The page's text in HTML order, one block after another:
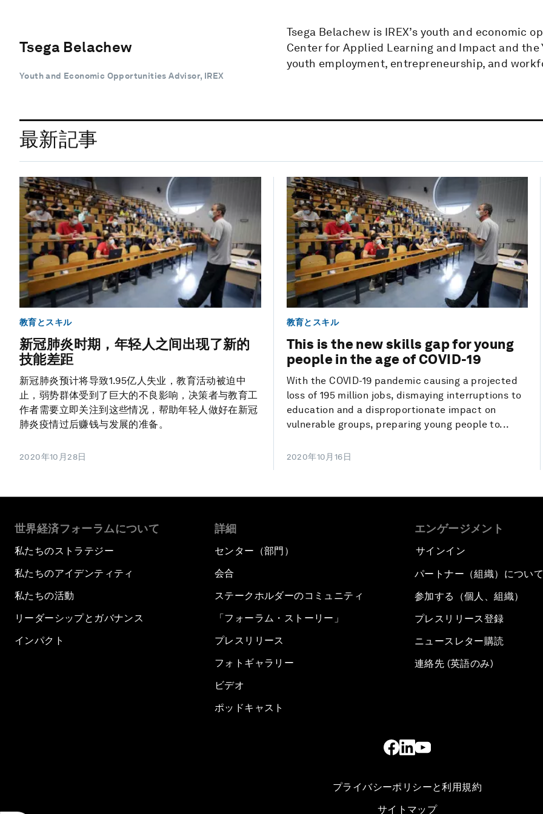
Tsega Belachew
Youth and Economic Opportunities Advisor, IREX
Tsega Belachew is IREX’s youth and economic
Center for Applied Learning and Impact and the
youth employment, entrepreneurship, and
最新記事
教育とスキル
新冠肺炎时期，年轻人之间出现了新的
技能差距
新冠肺炎预计将导致1.95亿人失业，教育活动被迫中
止，弱势群体受到了巨大的不良影响，决策者与教育工
作者需要立即关注到这些情况，帮助年轻人做好在新冠
肺炎疫情过后赚钱与发展的准备。
2020年10月28日
教育とスキル
This is the new skills gap for young
people in the age of COVID-19
With the COVID-19 pandemic causing a projected
loss of 195 million jobs, dismaying interruptions to
education and a disproportionate impact on
vulnerable groups, preparing young people to...
2020年10月16日
世界経済フォーラムについて
私たちのストラテジー
私たちのアイデンティティ
私たちの活動
リーダーシップとガバナンス
インパクト
詳細
センター（部門）
会合
ステークホルダーのコミュニティ
「フォーラム・ストーリー」
プレスリリース
フォトギャラリー
ビデオ
ポッドキャスト
エンゲージメント
サインイン
パートナー（組織）につい
参加する（個人、組織）
プレスリリース登録
ニュースレター購読
連絡先 (英語のみ)
プライバシーポリシーと利用規約
サイトマップ